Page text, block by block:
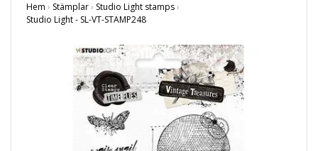
Hem › Stämplar› Studio Light stamps›
Studio Light - SL-VT-STAMP248